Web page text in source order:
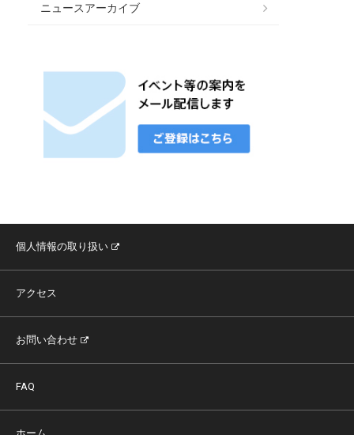
ニュースアーカイブ
個人情報の取り扱い
アクセス
お問い合わせ
FAQ